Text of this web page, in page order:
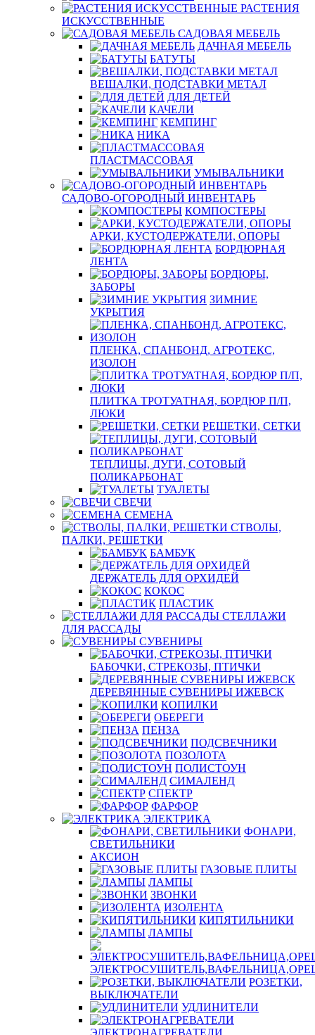
РАСТЕНИЯ
ИСКУССТВЕННЫЕ
САДОВАЯ МЕБЕЛЬ
ДАЧНАЯ МЕБЕЛЬ
БАТУТЫ
ВЕШАЛКИ, ПОДСТАВКИ МЕТАЛ
ДЛЯ ДЕТЕЙ
КАЧЕЛИ
КЕМПИНГ
НИКА
ПЛАСТМАССОВАЯ
УМЫВАЛЬНИКИ
САДОВО-ОГОРОДНЫЙ ИНВЕНТАРЬ
КОМПОСТЕРЫ
АРКИ, КУСТОДЕРЖАТЕЛИ, ОПОРЫ
БОРДЮРНАЯ
ЛЕНТА
БОРДЮРЫ,
ЗАБОРЫ
ЗИМНИЕ
УКРЫТИЯ
ПЛЕНКА, СПАНБОНД, АГРОТЕКС,
ИЗОЛОН
ПЛИТКА ТРОТУАТНАЯ, БОРДЮР П/П,
ЛЮКИ
РЕШЕТКИ, СЕТКИ
ТЕПЛИЦЫ, ДУГИ, СОТОВЫЙ
ПОЛИКАРБОНАТ
ТУАЛЕТЫ
СВЕЧИ
СЕМЕНА
СТВОЛЫ,
ПАЛКИ, РЕШЕТКИ
БАМБУК
ДЕРЖАТЕЛЬ ДЛЯ ОРХИДЕЙ
КОКОС
ПЛАСТИК
СТЕЛЛАЖИ
ДЛЯ РАССАДЫ
СУВЕНИРЫ
БАБОЧКИ, СТРЕКОЗЫ, ПТИЧКИ
ДЕРЕВЯННЫЕ СУВЕНИРЫ ИЖЕВСК
КОПИЛКИ
ОБЕРЕГИ
ПЕНЗА
ПОДСВЕЧНИКИ
ПОЗОЛОТА
ПОЛИСТОУН
СИМАЛЕНД
СПЕКТР
ФАРФОР
ЭЛЕКТРИКА
ФОНАРИ,
СВЕТИЛЬНИКИ
АКСИОН
ГАЗОВЫЕ ПЛИТЫ
ЛАМПЫ
ЗВОНКИ
ИЗОЛЕНТА
КИПЯТИЛЬНИКИ
ЛАМПЫ
РОЗЕТКИ,
ВЫКЛЮЧАТЕЛИ
УДЛИНИТЕЛИ
ЭЛЕКТРОНАГРЕВАТЕЛИ